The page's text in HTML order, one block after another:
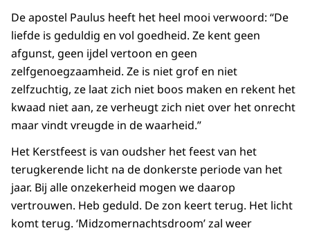
De apostel Paulus heeft het heel mooi verwoord: “De
liefde is geduldig en vol goedheid. Ze kent geen
afgunst, geen ijdel vertoon en geen
zelfgenoegzaamheid. Ze is niet grof en niet
zelfzuchtig, ze laat zich niet boos maken en rekent het
kwaad niet aan, ze verheugt zich niet over het onrecht
maar vindt vreugde in de waarheid.”
Het Kerstfeest is van oudsher het feest van het
terugkerende licht na de donkerste periode van het
jaar. Bij alle onzekerheid mogen we daarop
vertrouwen. Heb geduld. De zon keert terug. Het licht
komt terug. ‘Midzomernachtsdroom’ zal weer